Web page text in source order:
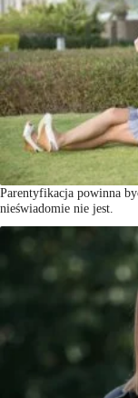
Parentyfikacja powinna
nieświadomie nie jest.